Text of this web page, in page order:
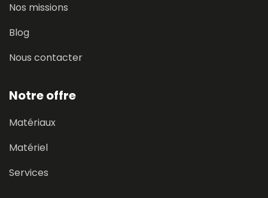
Nos missions
Blog
Nous contacter
Notre offre
Matériaux
Matériel
Services